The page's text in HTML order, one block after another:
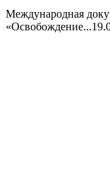
Международная
«Освобождение...